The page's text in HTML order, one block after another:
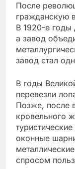
После
гражданскую
В 1920-е годы
а завод
завод стал
В годы
перевезли
Позже, после
кровельного
оконные
спросом